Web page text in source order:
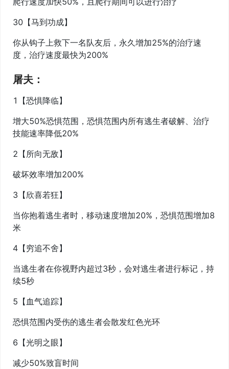
30【马到功成】
你从钩子上救下一名队友后，永久增加25%的治疗速
度，治疗速度最快为200%
屠夫：
1【恐惧降临】
增大50%恐惧范围，恐惧范围内所有逃生者破解、治疗
技能速率降低20%
2【所向无敌】
破坏效率增加200%
3【欣喜若狂】
当你抱着逃生者时，移动速度增加20%，恐惧范围增加8
米
4【穷追不舍】
当逃生者在你视野内超过3秒，会对逃生者进行标记，持
续5秒
5【血气追踪】
恐惧范围内受伤的逃生者会散发红色光环
6【光明之眼】
减少50%致盲时间